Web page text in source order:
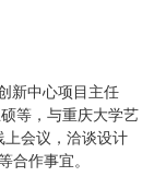
新中心项目主任
等，与重庆大学艺
会议，洽谈设计
合作事宜。